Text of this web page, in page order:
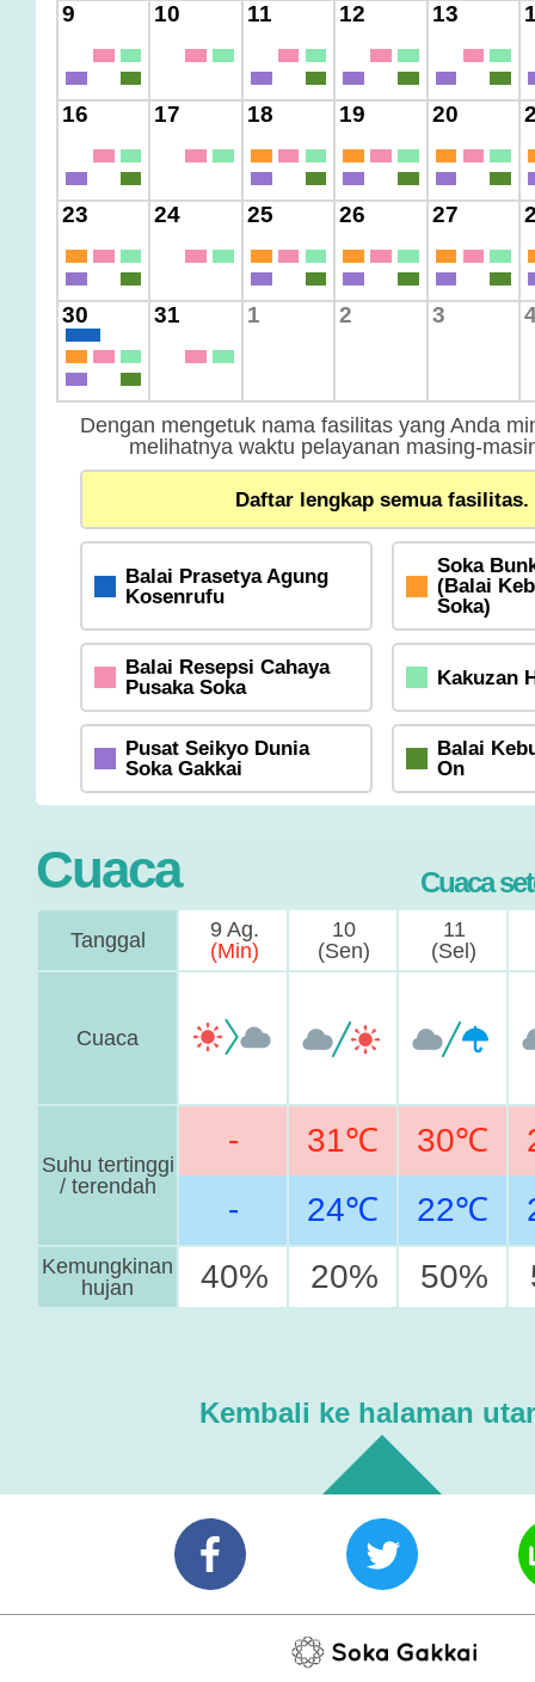
9 10 11 12 13
16 17 18 19 20
23 24 25 26 27
30 31 1 2 3
Dengan mengetuk nama fasilitas yang Anda
melihatnya waktu pelayanan masing-
Daftar lengkap semua fasilitas.
Balai Prasetya Agung
Kosenrufu
Soka
(Balai
Soka)
Balai Resepsi Cahaya
Pusaka Soka
Kakuzan
Pusat Seikyo Dunia
Soka Gakkai
Balai
On
Cuaca Cuaca
Tanggal
9 Ag.
(Min)
10
(Sen)
11
(Sel)
Cuaca
Suhu tertinggi
/ terendah
-
-
31℃
24℃
30℃
22℃
Kemungkinan
hujan
40% 20% 50%
Kembali ke halaman